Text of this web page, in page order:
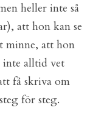
heller inte så
att hon kan se
minne, att hon
inte alltid vet
få skriva om
för steg.